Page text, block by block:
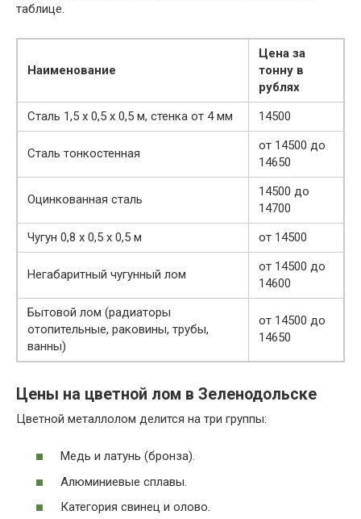
таблице.
Наименование
Цена за
тонну в
рублях
Сталь 1,5 х 0,5 х 0,5 м, стенка от 4 мм
14500
Сталь тонкостенная
от 14500 до
14650
Оцинкованная сталь
14500 до
14700
Чугун 0,8 х 0,5 х 0,5 м
от 14500
Негабаритный чугунный лом
от 14500 до
14600
Бытовой лом (радиаторы
отопительные, раковины, трубы,
ванны)
от 14500 до
14650
Цены на цветной лом в Зеленодольске
Цветной металлолом делится на три группы:
Медь и латунь (бронза).
Алюминиевые сплавы.
Категория свинец и олово.